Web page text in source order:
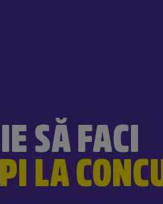
SĂ FACI
LA